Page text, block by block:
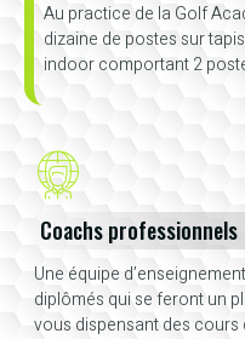
Au practice de la Golf
dizaine de postes sur
indoor comportant 2
Coachs professionnels
Une équipe
diplômés qui se feront un
vous dispensant des